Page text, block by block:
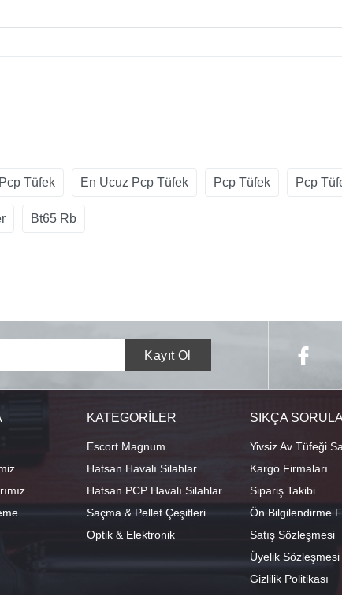
Tüfek En Ucuz Pcp Tüfek Pcp Tüfek Pcp
Bt65 Rb
KATEGORİLER
Escort Magnum
Hatsan Havalı Silahlar
Hatsan PCP Havalı Silahlar
Saçma & Pellet Çeşitleri
Optik & Elektronik
SIKÇA
Yivsiz Av Tüfeği
Kargo Firmaları
Sipariş Takibi
Ön Bilgilendirme
Satış Sözleşmesi
Üyelik Sözleşmesi
Gizlilik Politikası